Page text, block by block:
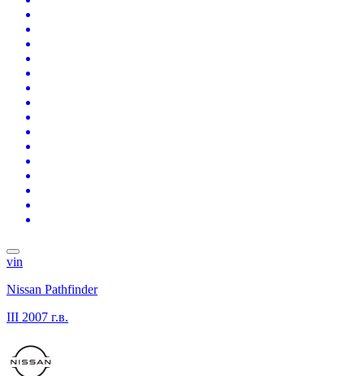
vin
Nissan Pathfinder
III 2007 г.в.